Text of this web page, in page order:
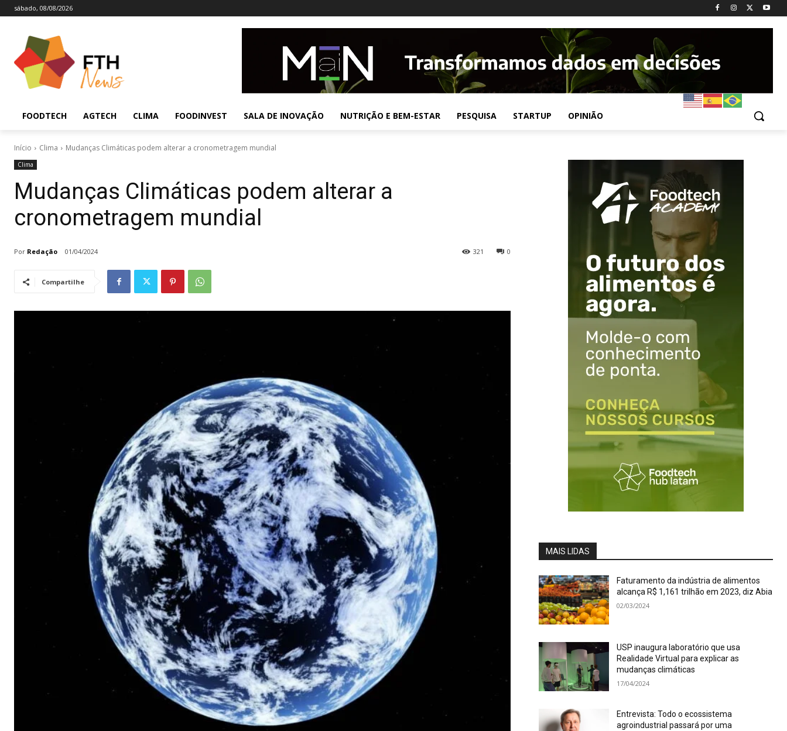
sábado, 08/08/2026
FOODTECH AGTECH CLIMA FOODINVEST SALA DE INOVAÇÃO NUTRIÇÃO E BEM-ESTAR PESQUISA STARTUP OPINIÃO
Início Clima Mudanças Climáticas podem alterar a cronometragem mundial
Clima
Mudanças Climáticas podem alterar a
cronometragem mundial
Por Redação 01/04/2024 0
321
Compartilhe
MAIS LIDAS
Faturamento da indústria de alimentos
alcança R$ 1,161 trilhão em 2023, diz Abia
02/03/2024
USP inaugura laboratório que usa
Realidade Virtual para explicar as
mudanças climáticas
17/04/2024
Entrevista: Todo o ecossistema
agroindustrial passará por uma